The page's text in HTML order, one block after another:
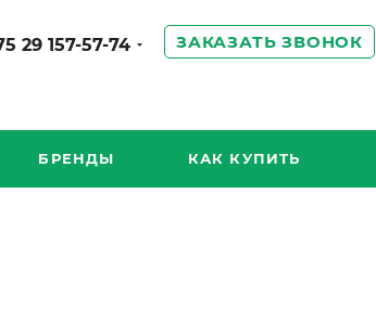
29 157-57-74 ЗАКАЗАТЬ ЗВОНОК
БРЕНДЫ КАК КУПИТЬ